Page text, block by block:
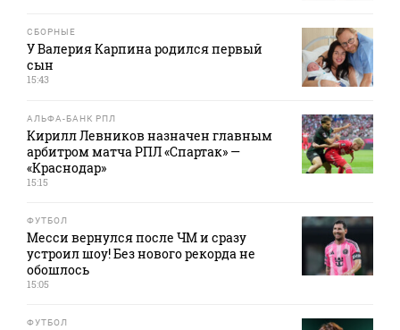
СБОРНЫЕ
У Валерия Карпина родился первый
сын
15:43
АЛЬФА-БАНК РПЛ
Кирилл Левников назначен главным
арбитром матча РПЛ «Спартак» —
«Краснодар»
15:15
ФУТБОЛ
Месси вернулся после ЧМ и сразу
устроил шоу! Без нового рекорда не
обошлось
15:05
ФУТБОЛ